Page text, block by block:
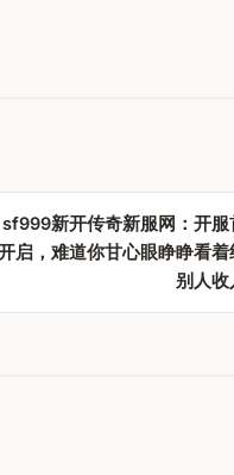
sf999新开传奇新服网：开服
启，难道你甘心眼睁睁看
别人收